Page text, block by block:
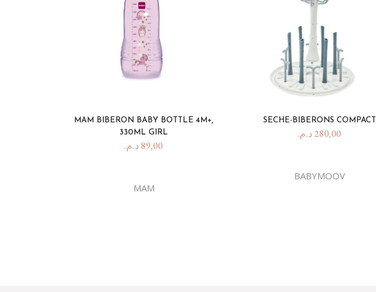
MAM BIBERON BABY BOTTLE 4M+,
330ML GIRL
89,00 د.م.
MAM
SECHE-BIBERONS COMPACT
280,00د.م.
BABYMOOV